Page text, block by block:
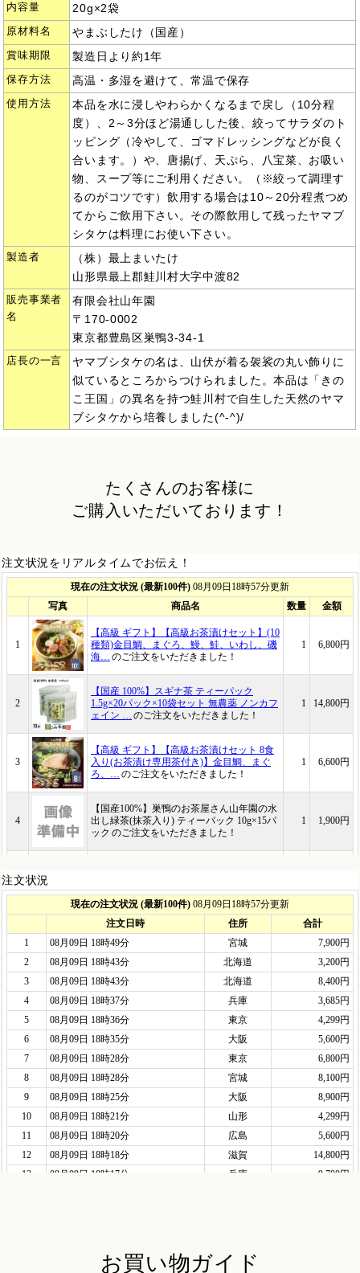
内容量 20g×2袋
原材料名 やまぶしたけ（国産）
賞味期限 製造日より約1年
保存方法 高温・多湿を避けて、常温で保存
使用方法
本品を水に浸しやわらかくなるまで戻し（10分程
度）、2～3分ほど湯通しした後、絞ってサラダのト
ッピング（冷やして、ゴマドレッシングなどが良く
合います。）や、唐揚げ、天ぷら、八宝菜、お吸い
物、スープ等にご利用ください。（※絞って調理す
るのがコツです）飲用する場合は10～20分程煮つめ
てからご飲用下さい。その際飲用して残ったヤマブ
シタケは料理にお使い下さい。
製造者
（株）最上まいたけ
山形県最上郡鮭川村大字中渡82
販売事業者
名
有限会社山年園
〒170-0002
東京都豊島区巣鴨3-34-1
店長の一言
ヤマブシタケの名は、山伏が着る袈裟の丸い飾りに
似ているところからつけられました。本品は「きの
こ王国」の異名を持つ鮭川村で自生した天然のヤマ
ブシタケから培養しました(^-^)/
たくさんのお客様に
ご購入いただいております！
注文状況をリアルタイムでお伝え！
注文状況
お買い物ガイド